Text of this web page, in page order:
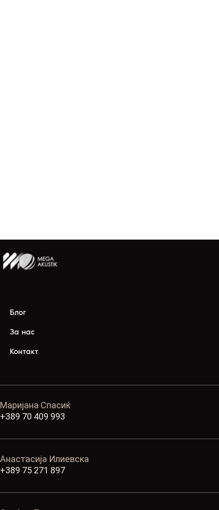
Блог
За нас
Контакт
Маријана Спасиќ
+389 70 409 993
Анастасија Илиевска
+389 75 271 897